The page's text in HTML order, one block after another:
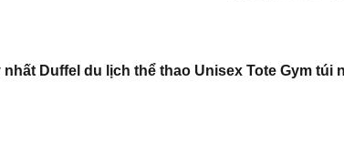
nhất Duffel du lịch thể thao Unisex Tote Gym túi